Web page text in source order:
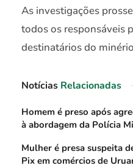
As investigações
todos os responsáveis
destinatários do
Notícias Relacionadas
Homem é preso após
à abordagem da Polícia
Mulher é presa suspeita
Pix em comércios de